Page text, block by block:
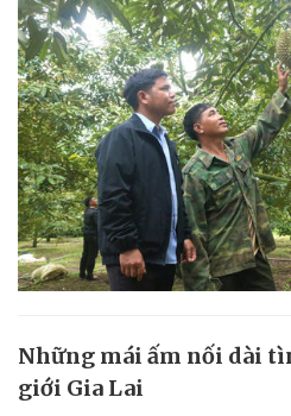
Những mái ấm nối dài
giới Gia Lai